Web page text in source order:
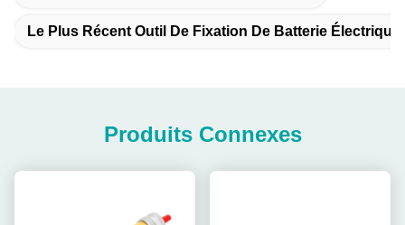
Le Plus Récent Outil De Fixation De Batterie Électrique
Produits Connexes